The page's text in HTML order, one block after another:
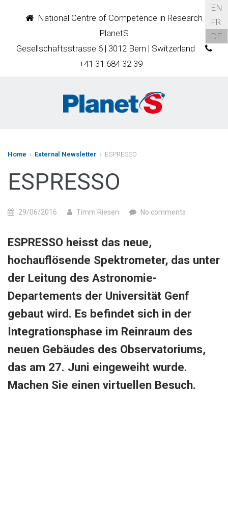
National Centre of Competence in Research
PlanetS
Gesellschaftsstrasse 6 | 3012 Bern | Switzerland
+41 31 684 32 39
EN
FR
DE
Home › External Newsletter › ESPRESSO
ESPRESSO
29/06/2016 Timm Riesen No comments
ESPRESSO heisst das neue,
hochauflösende Spektrometer, das unter
der Leitung des Astronomie-
Departements der Universität Genf
gebaut wird. Es befindet sich in der
Integrationsphase im Reinraum des
neuen Gebäudes des Observatoriums,
das am 27. Juni eingeweiht wurde.
Machen Sie einen virtuellen Besuch.